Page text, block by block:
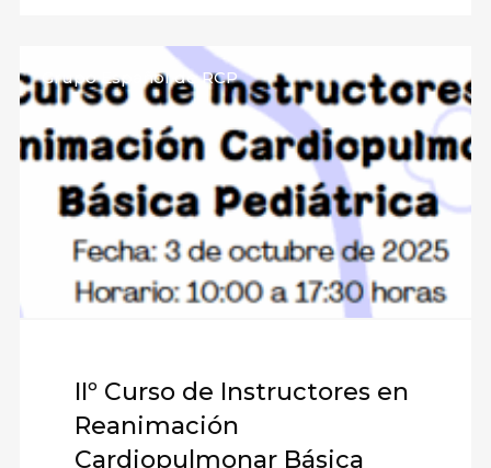
Grupo Español de RCP
IIº Curso de Instructores en
Reanimación
Cardiopulmonar Básica